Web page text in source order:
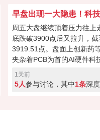
周五大盘继续顶着压力往上
底跌破3900点后又拉升，
3919.51点。盘面上创新药
夹杂着PCB为首的AI硬件科
涨。科技股本次反弹力度不
缩量700多亿，如此下去会
1天前
5人参与讨论，其中1条深